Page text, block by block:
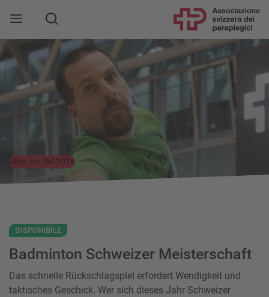
Alles zur SM 2026
DISPONIBILE
Badminton Schweizer Meisterschaft
Das schnelle Rückschlagspiel erfordert Wendigkeit und
taktisches Geschick. Wer sich dieses Jahr Schweizer